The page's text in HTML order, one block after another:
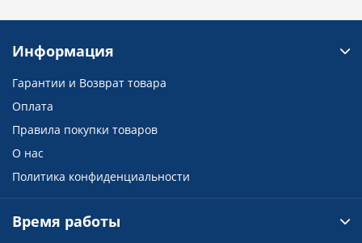
Информация
Гарантии и Возврат товара
Оплата
Правила покупки товаров
О нас
Политика конфиденциальности
Время работы